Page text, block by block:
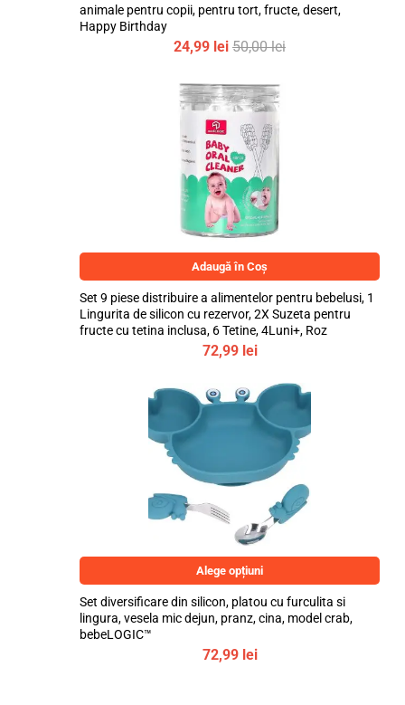
animale pentru copii, pentru tort, fructe, desert,
Happy Birthday
24,99 lei 50,00lei
Adaugă în Coș
Set 9 piese distribuire a alimentelor pentru bebelusi, 1
Lingurita de silicon cu rezervor, 2X Suzeta pentru
fructe cu tetina inclusa, 6 Tetine, 4Luni+, Roz
72,99 lei
Alege opțiuni
Set diversificare din silicon, platou cu furculita si
lingura, vesela mic dejun, pranz, cina, model crab,
bebeLOGIC™
72,99 lei